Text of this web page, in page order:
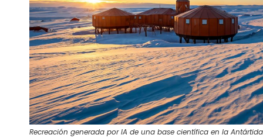
Recreación generada por IA de una base científica en la Antártida